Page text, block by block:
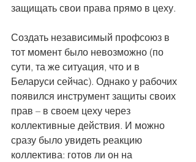
защищать свои права прямо в цеху.
Создать независимый профсоюз в
тот момент было невозможно (по
сути, та же ситуация, что и в
Беларуси сейчас). Однако у рабочих
появился инструмент защиты своих
прав – в своем цеху через
коллективные действия. И можно
сразу было увидеть реакцию
коллектива: готов ли он на